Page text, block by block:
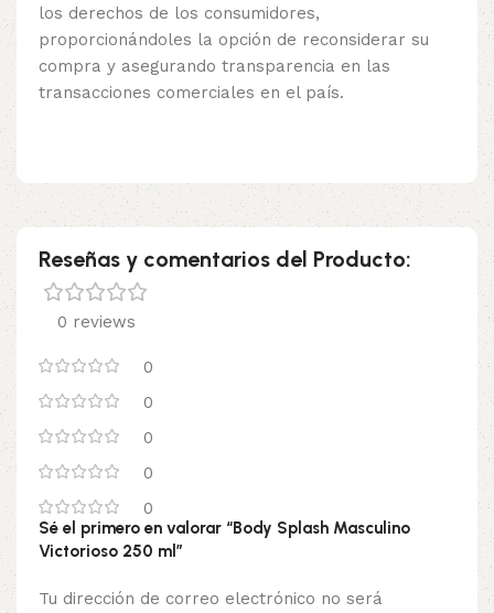
los derechos de los consumidores,
proporcionándoles la opción de reconsiderar su
compra y asegurando transparencia en las
transacciones comerciales en el país.
Reseñas y comentarios del Producto:
0 reviews
0
0
0
0
0
Sé el primero en valorar “Body Splash Masculino
Victorioso 250 ml”
Tu dirección de correo electrónico no será